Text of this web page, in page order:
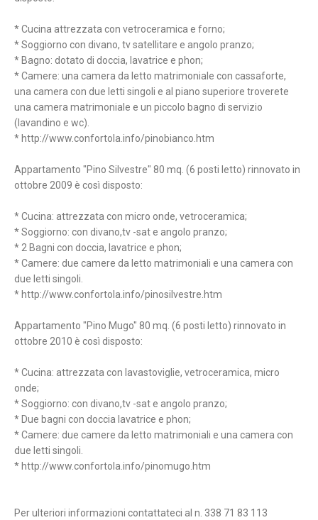
* Cucina attrezzata con vetroceramica e forno;
* Soggiorno con divano, tv satellitare e angolo pranzo;
* Bagno: dotato di doccia, lavatrice e phon;
* Camere: una camera da letto matrimoniale con cassaforte,
una camera con due letti singoli e al piano superiore troverete
una camera matrimoniale e un piccolo bagno di servizio
(lavandino e wc).
* http://www.confortola.info/pinobianco.htm
Appartamento "Pino Silvestre" 80 mq. (6 posti letto) rinnovato in
ottobre 2009 è così disposto:
* Cucina: attrezzata con micro onde, vetroceramica;
* Soggiorno: con divano,tv -sat e angolo pranzo;
* 2 Bagni con doccia, lavatrice e phon;
* Camere: due camere da letto matrimoniali e una camera con
due letti singoli.
* http://www.confortola.info/pinosilvestre.htm
Appartamento "Pino Mugo" 80 mq. (6 posti letto) rinnovato in
ottobre 2010 è così disposto:
* Cucina: attrezzata con lavastoviglie, vetroceramica, micro
onde;
* Soggiorno: con divano,tv -sat e angolo pranzo;
* Due bagni con doccia lavatrice e phon;
* Camere: due camere da letto matrimoniali e una camera con
due letti singoli.
* http://www.confortola.info/pinomugo.htm
Per ulteriori informazioni contattateci al n. 338 71 83 113